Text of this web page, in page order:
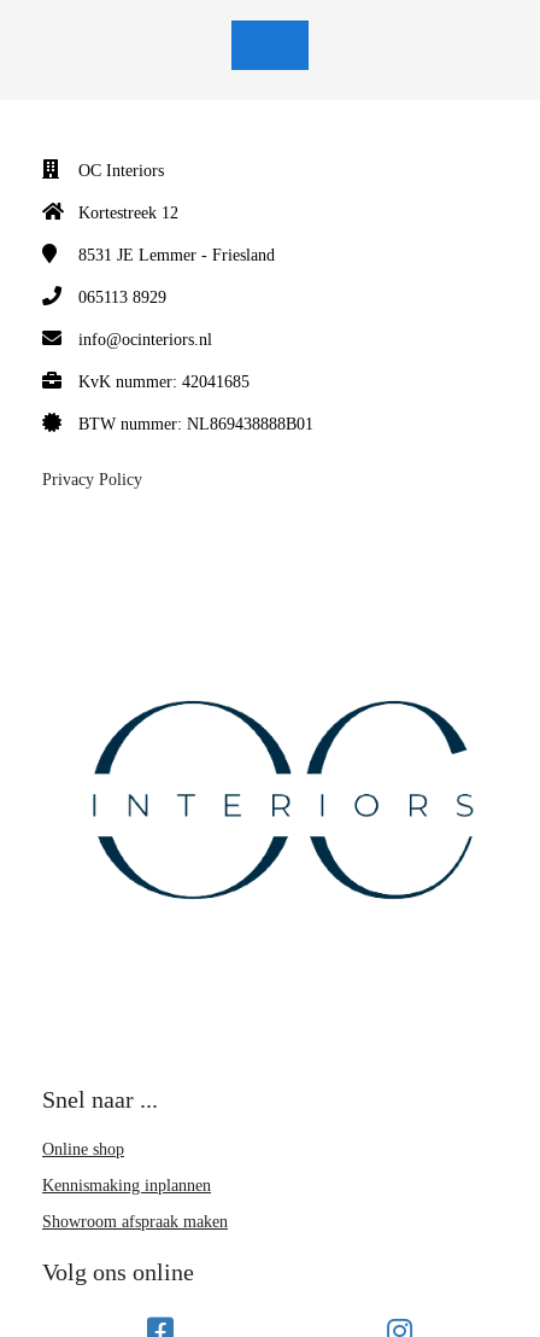
OC Interiors
Kortestreek 12
8531 JE Lemmer - Friesland
065113 8929
info@ocinteriors.nl
KvK nummer: 42041685
BTW nummer: NL869438888B01
Privacy Policy
Snel naar ...
Online shop
Kennismaking inplannen
Showroom afspraak maken
Volg ons online